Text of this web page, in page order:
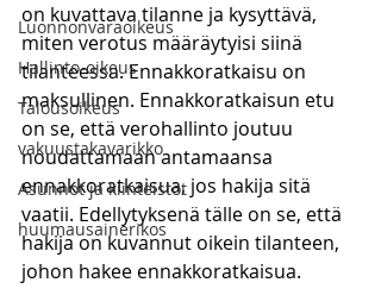
Luonnonvaraoikeus
Hallinto-oikeus
Talousoikeus
vakuustakavarikko
Asunnot ja kiinteistöt
huumausainerikos
on kuvattava tilanne ja kysyttävä,
miten verotus määräytyisi siinä
tilanteessa. Ennakkoratkaisu on
maksullinen. Ennakkoratkaisun etu
on se, että verohallinto joutuu
noudattamaan antamaansa
ennakkoratkaisua, jos hakija sitä
vaatii. Edellytyksenä tälle on se, että
hakija on kuvannut oikein tilanteen,
johon hakee ennakkoratkaisua.